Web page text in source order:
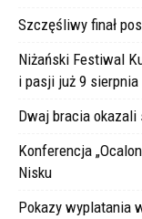
Szczęśliwy finał
Niżański Festiwal
i pasji już 9 sierpnia
Dwaj bracia
Konferencja
Nisku
Pokazy wyplatania